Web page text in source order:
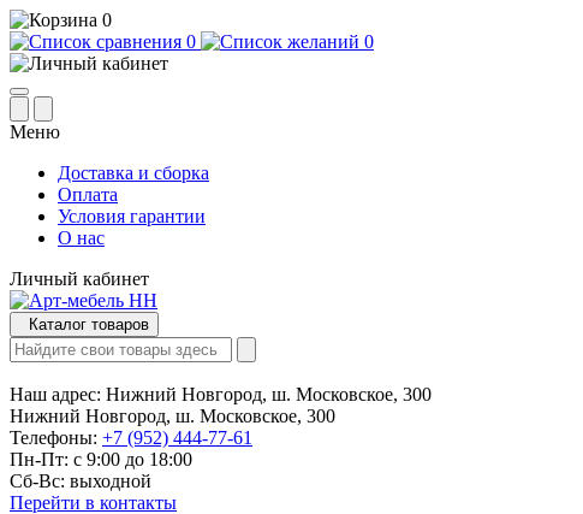
0
0
0
Меню
Доставка и сборка
Оплата
Условия гарантии
О нас
Личный кабинет
Каталог товаров
Наш адрес: Нижний Новгород, ш. Московское, 300
Нижний Новгород, ш. Московское, 300
Телефоны: +7 (952) 444-77-61
Пн-Пт: с 9:00 до 18:00
Сб-Вс: выходной
Перейти в контакты